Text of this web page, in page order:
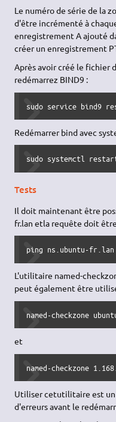
Le numéro de série de la
d'être incrémenté à
enregistrement A ajouté
créer un enregistrement
Après avoir créé le fichier
redémarrez BIND9 :
sudo service bind9
Redémarrer bind avec
sudo systemctl
Tests
Il doit maintenant être
fr.lan etla requête doit être
ping ns.ubuntu-fr.lan
L'utilitaire named-
peut également être
named-checkzone
et
named-checkzone
Utiliser cetutilitaire est un
d'erreurs avant le